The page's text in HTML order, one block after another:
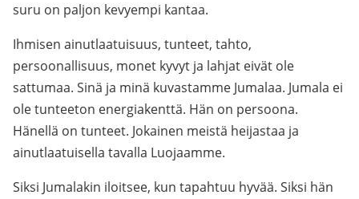
suru on paljon kevyempi kantaa.
Ihmisen ainutlaatuisuus, tunteet, tahto,
persoonallisuus, monet kyvyt ja lahjat eivät ole
sattumaa. Sinä ja minä kuvastamme Jumalaa. Jumala ei
ole tunteeton energiakenttä. Hän on persoona.
Hänellä on tunteet. Jokainen meistä heijastaa ja
ainutlaatuisella tavalla Luojaamme.
Siksi Jumalakin iloitsee, kun tapahtuu hyvää. Siksi hän